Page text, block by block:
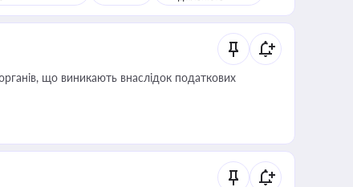
що виникають внаслідок податкових